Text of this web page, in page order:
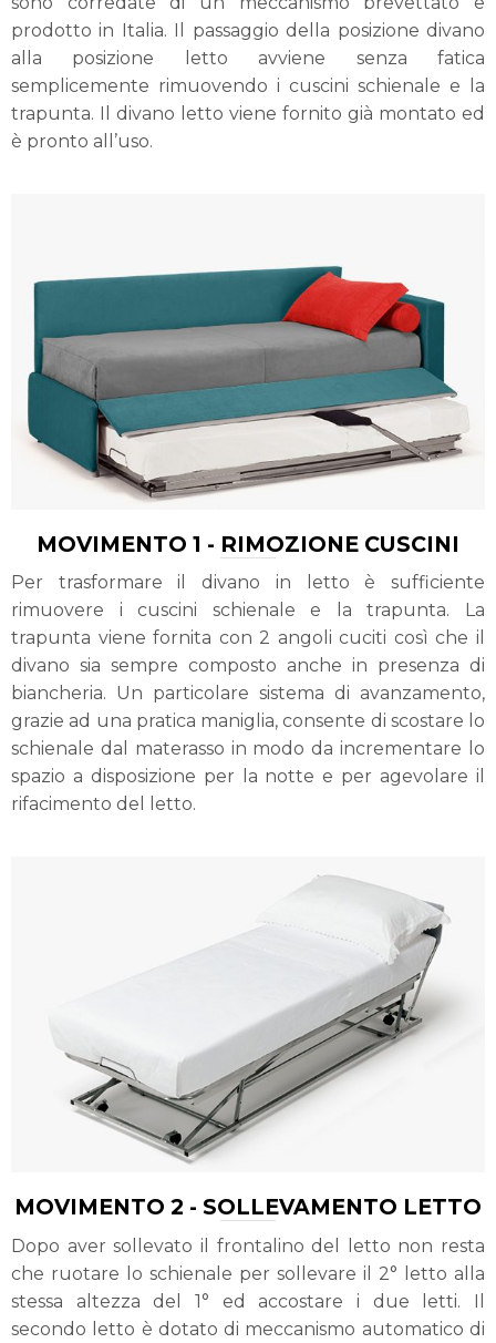
prodotto in Italia. Il passaggio della posizione divano
alla posizione letto avviene senza fatica
semplicemente rimuovendo i cuscini schienale e la
trapunta. Il divano letto viene fornito già montato ed
è pronto all’uso.
MOVIMENTO 1 - RIMOZIONE CUSCINI
Per trasformare il divano in letto è sufficiente
rimuovere i cuscini schienale e la trapunta. La
trapunta viene fornita con 2 angoli cuciti così che il
divano sia sempre composto anche in presenza di
biancheria. Un particolare sistema di avanzamento,
grazie ad una pratica maniglia, consente di scostare lo
schienale dal materasso in modo da incrementare lo
spazio a disposizione per la notte e per agevolare il
rifacimento del letto.
MOVIMENTO 2 - SOLLEVAMENTO LETTO
Dopo aver sollevato il frontalino del letto non resta
che ruotare lo schienale per sollevare il 2° letto alla
stessa altezza del 1° ed accostare i due letti. Il
secondo letto è dotato di meccanismo automatico di